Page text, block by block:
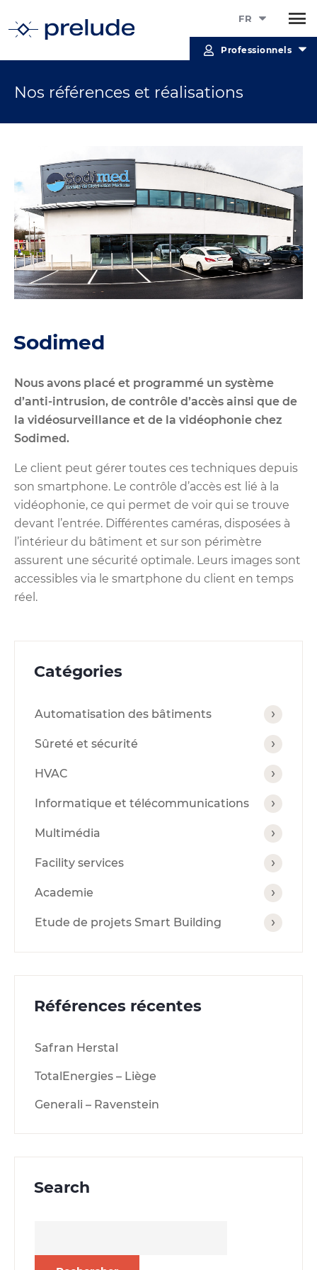
FR
Professionnels
Nos références et réalisations
Sodimed
Nous avons placé et programmé un système
d’anti-intrusion, de contrôle d’accès ainsi que de
la vidéosurveillance et de la vidéophonie chez
Sodimed.
Le client peut gérer toutes ces techniques depuis
son smartphone. Le contrôle d’accès est lié à la
vidéophonie, ce qui permet de voir qui se trouve
devant l’entrée. Différentes caméras, disposées à
l’intérieur du bâtiment et sur son périmètre
assurent une sécurité optimale. Leurs images sont
accessibles via le smartphone du client en temps
réel.
Catégories
Automatisation des bâtiments
Sûreté et sécurité
HVAC
Informatique et télécommunications
Multimédia
Facility services
Academie
Etude de projets Smart Building
Références récentes
Safran Herstal
TotalEnergies – Liège
Generali – Ravenstein
Search